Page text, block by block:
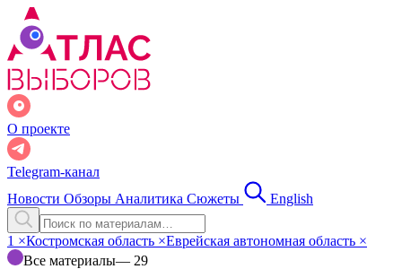
О проекте
Telegram-канал
Новости Обзоры Аналитика Сюжеты English
1 ×Костромская область ×Еврейская автономная область ×
Все материалы— 29